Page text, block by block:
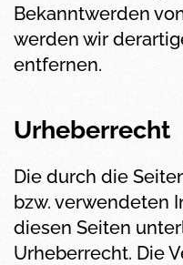
Bekanntwerden
werden wir
entfernen.
Urheberrecht
Die durch die
bzw. verwendeten
diesen Seiten
Urheberrecht. Die